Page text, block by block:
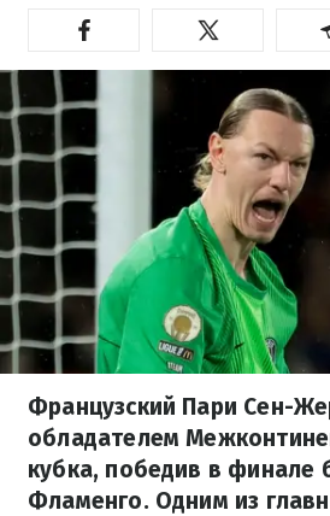
Французский Пари Сен-
обладателем
кубка, победив в финале
Фламенго. Одним из